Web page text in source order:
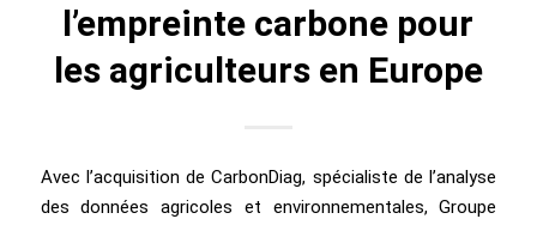
l’empreinte carbone pour
les agriculteurs en Europe
Avec l’acquisition de CarbonDiag, spécialiste de l’analyse
des données agricoles et environnementales, Groupe